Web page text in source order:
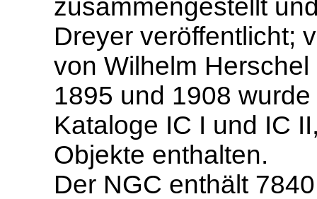
zusammengestellt
Dreyer veröffentlicht;
von Wilhelm
1895 und 1908
Kataloge IC I und IC
Objekte enthalten.
Der NGC enthält